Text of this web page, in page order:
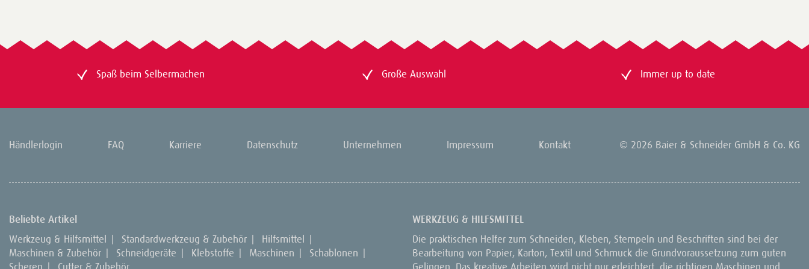
Spaß beim Selbermachen Große Auswahl Immer up to date
Händlerlogin FAQ Karriere Datenschutz Unternehmen Impressum Kontakt © 2026 Baier & Schneider GmbH & Co. KG
Beliebte Artikel
Werkzeug & Hilfsmittel Standardwerkzeug & Zubehör Hilfsmittel
Maschinen & Zubehör
Schneidgeräte Klebstoffe Maschinen Schablonen
WERKZEUG & HILFSMITTEL
Die praktischen Helfer zum Schneiden, Kleben, Stempeln und Beschriften sind bei der
Bearbeitung von Papier, Karton, Textil und Schmuck die Grundvoraussetzung zum guten